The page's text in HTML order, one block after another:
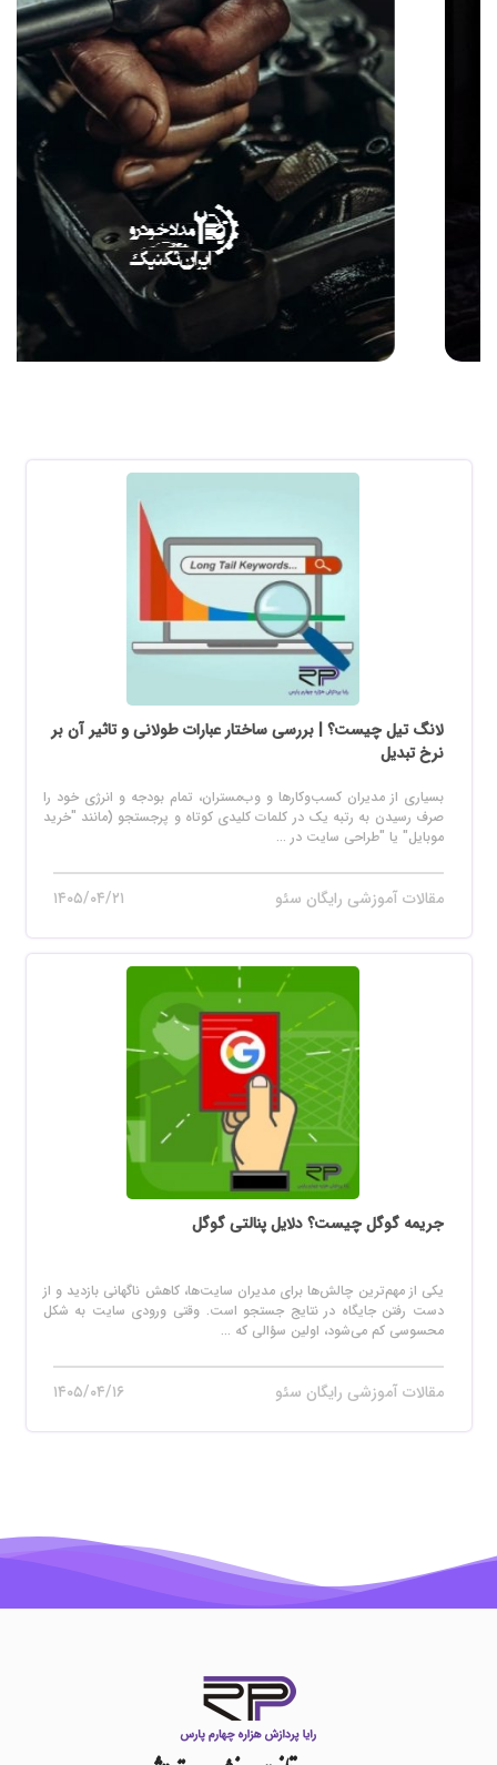
لانگ تیل چیست؟ | بررسی ساختار عبارات طولانی و تاثیر آن بر
نرخ تبدیل
بسیاری از مدیران کسب‌وکارها و وب‌مستران، تمام بودجه و انرژی خود را
صرف رسیدن به رتبه یک در کلمات کلیدی کوتاه و پرجستجو (مانند "خرید
موبایل" یا "طراحی سایت در ...
مقالات آموزشی رایگان سئو ۱۴۰۵/۰۴/۲۱
جریمه گوگل چیست؟ دلایل پنالتی گوگل
یکی از مهم‌ترین چالش‌ها برای مدیران سایت‌ها، کاهش ناگهانی بازدید و از
دست رفتن جایگاه در نتایج جستجو است. وقتی ورودی سایت به شکل
محسوسی کم می‌شود، اولین سؤالی که ...
مقالات آموزشی رایگان سئو ۱۴۰۵/۰۴/۱۶